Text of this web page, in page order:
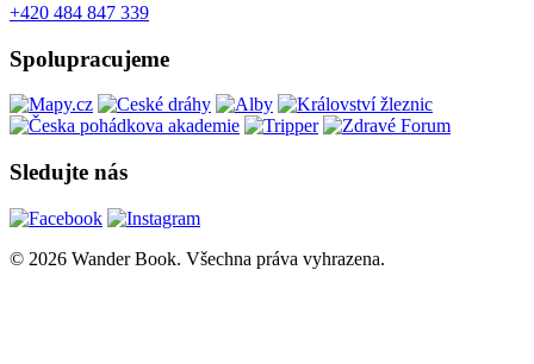
+420 484 847 339
Spolupracujeme
Sledujte nás
© 2026 Wander Book. Všechna práva vyhrazena.